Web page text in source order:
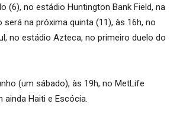
(6), no estádio Huntington Bank Field, na
na próxima quinta (11), às 16h, no
no estádio Azteca, no primeiro duelo do
(um sábado), às 19h, no MetLife
ainda Haiti e Escócia.